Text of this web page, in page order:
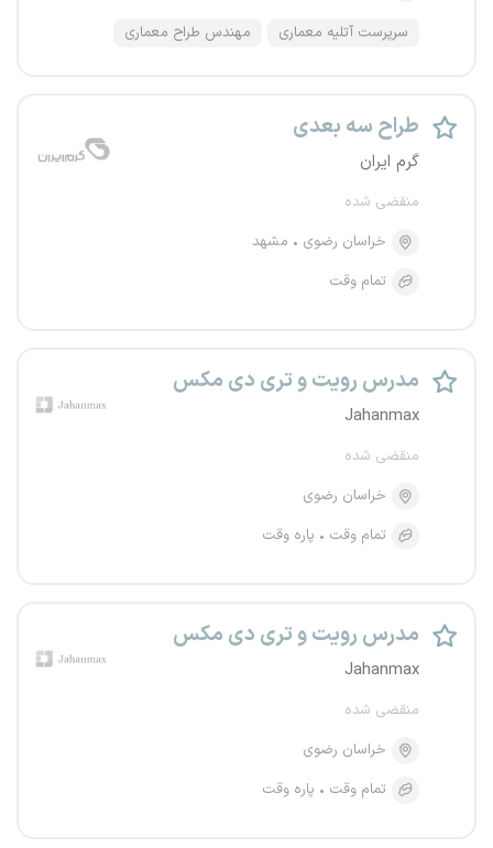
سرپرست آتلیه معماری مهندس طراح معماری
طراح سه بعدی
گرم ایران
منقضی شده
خراسان رضوی
مشهد
تمام وقت
مدرس رویت و تری دی مکس
Jahanmax
منقضی شده
خراسان رضوی
تمام وقت
پاره وقت
مدرس رویت و تری دی مکس
Jahanmax
منقضی شده
خراسان رضوی
تمام وقت
پاره وقت